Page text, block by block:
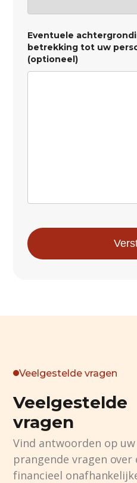
Eventuele
betrekking tot uw
(optioneel)
Veelgestelde vragen
Veelgestelde
vragen
Vind antwoorden op
prangende vragen over
financieel